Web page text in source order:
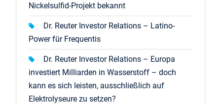
Nickelsulfid-Projekt bekannt
Dr. Reuter Investor Relations – Latino-
Power für Frequentis
Dr. Reuter Investor Relations – Europa
investiert Milliarden in Wasserstoff – doch
kann es sich leisten, ausschließlich auf
Elektrolyseure zu setzen?